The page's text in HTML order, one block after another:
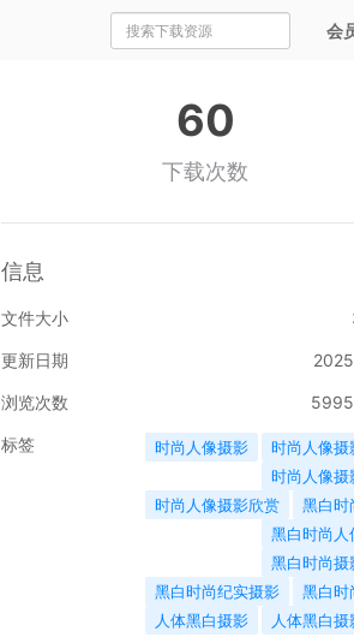
会
60
下载次数
信息
文件大小
更新日期
浏览次数 5995
标签 时尚人像摄影
时尚人像摄
时尚人像摄
时尚人像摄影欣赏
黑白时
黑白时尚人
黑白时尚摄
黑白时尚纪实摄影
黑白时
人体黑白摄影
人体黑白摄